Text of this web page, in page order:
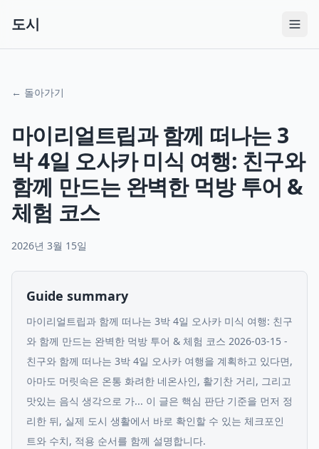
도시
← 돌아가기
마이리얼트립과 함께 떠나는 3
박 4일 오사카 미식 여행: 친구와
함께 만드는 완벽한 먹방 투어 &
체험 코스
2026년 3월 15일
Guide summary
마이리얼트립과 함께 떠나는 3박 4일 오사카 미식 여행: 친구
와 함께 만드는 완벽한 먹방 투어 & 체험 코스 2026-03-15 -
친구와 함께 떠나는 3박 4일 오사카 여행을 계획하고 있다면,
아마도 머릿속은 온통 화려한 네온사인, 활기찬 거리, 그리고
맛있는 음식 생각으로 가... 이 글은 핵심 판단 기준을 먼저 정
리한 뒤, 실제 도시 생활에서 바로 확인할 수 있는 체크포인
트와 수치, 적용 순서를 함께 설명합니다.